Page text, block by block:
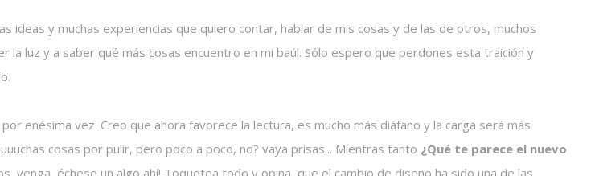
ideas y muchas experiencias que quiero contar, hablar de mis cosas y de las de otros, muchos
la luz y a saber qué más cosas encuentro en mi baúl. Sólo espero que perdones esta traición y
enésima vez. Creo que ahora favorece la lectura, es mucho más diáfano y la carga será más
cosas por pulir, pero poco a poco, no? vaya prisas... Mientras tanto ¿Qué te parece el nuevo